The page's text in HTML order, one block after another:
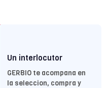
Un interlocutor
GERBIO te acompana en
la seleccion, compra y